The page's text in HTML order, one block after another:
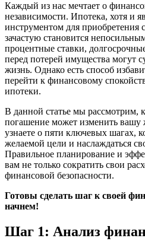
Каждый из нас мечтает о
независимости. Ипотека, хотя и
инструментом для приобретения
зачастую становится
процентные ставки,
перед потерей имущества могут
жизнь. Однако есть способ
перейти к финансовому
ипотеки.
В данной статье мы рассмотрим,
погашение может изменить
узнаете о пяти ключевых шагах,
желаемой цели и наслаждаться
Правильное планирование и
вам не только сократить свои
финансовой безопасности.
Готовы сделать шаг к своей
начнем!
Шаг 1: Анализ